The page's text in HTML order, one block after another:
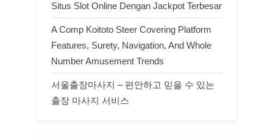
Situs Slot Online Dengan Jackpot Terbesar
A Comp Koitoto Steer Covering Platform
Features, Surety, Navigation, And Whole
Number Amusement Trends
서울출장마사지 – 편안하고 믿을 수 있는
출장 마사지 서비스